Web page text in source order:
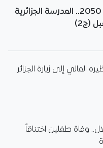
نحو ميثاق وطني للتربية في أفق 2050.. المدرسة الجزائرية
(ج2)
المالي إلى زيارة الجزائر
وفاة طفلين اختناقاً